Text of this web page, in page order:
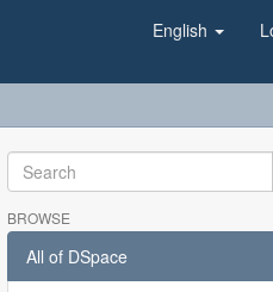
English
BROWSE
All of DSpace